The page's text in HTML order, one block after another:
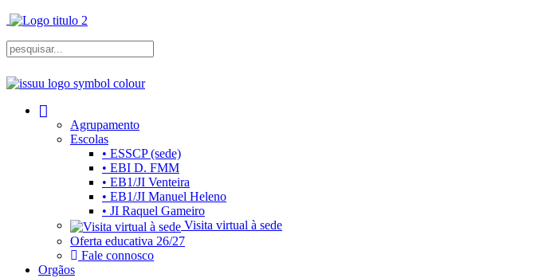
Agrupamento
Escolas
• ESSCP (sede)
• EBI D. FMM
• EB1/JI Venteira
• EB1/JI Manuel Heleno
• JI Raquel Gameiro
Visita virtual à sede
Oferta educativa 26/27
Fale connosco
Orgãos